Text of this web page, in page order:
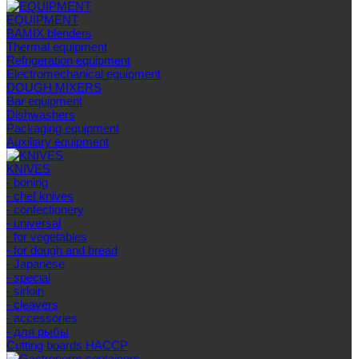
EQUIPMENT
BAMIX blenders
Thermal equipment
Refrigeration equipment
Electromechanical equipment
DOUGH MIXERS
Bar equipment
Dishwashers
Packaging equipment
Auxiliary equipment
KNIVES
- boning
- chef knives
- confectionery
- universal
- for vegetables
- for dough and bread
- Japanese
- special
- sirloin
- cleavers
- accessories
- для рыбы
Cutting boards HACCP